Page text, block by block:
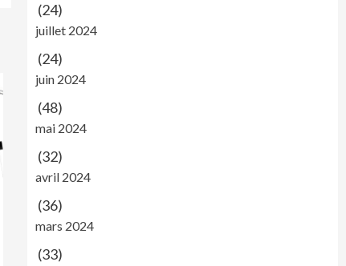
(24)
juillet 2024
(24)
juin 2024
(48)
mai 2024
(32)
avril 2024
(36)
mars 2024
(33)